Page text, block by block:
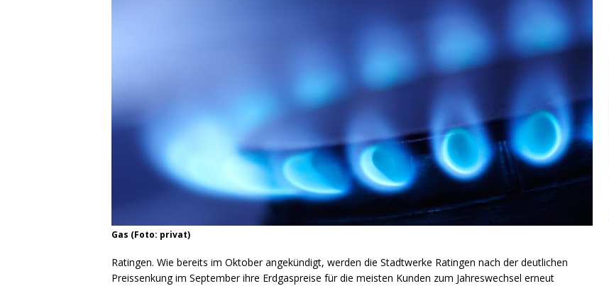
Gas (Foto: privat)
Ratingen. Wie bereits im Oktober angekündigt, werden die Stadtwerke Ratingen nach der deutlichen
Preissenkung im September ihre Erdgaspreise für die meisten Kunden zum Jahreswechsel erneut